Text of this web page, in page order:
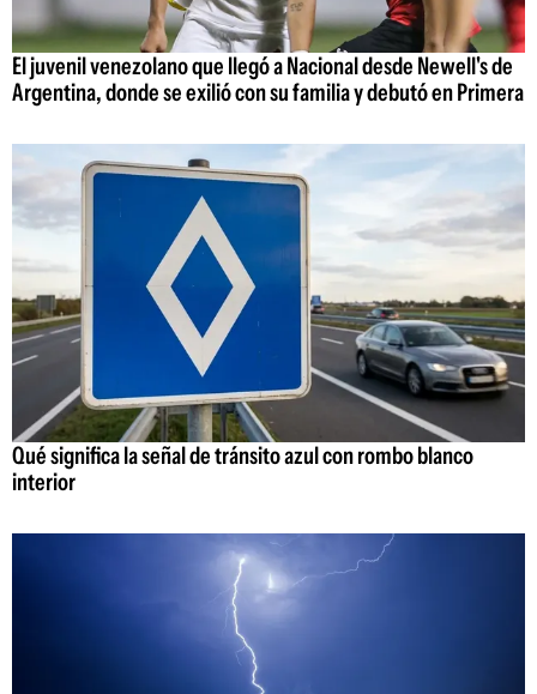
El juvenil venezolano que llegó a Nacional desde Newell's de
Argentina, donde se exilió con su familia y debutó en Primera
Qué significa la señal de tránsito azul con rombo blanco
interior